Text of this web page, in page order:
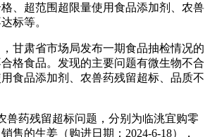
、超范围超限量使用食品添加剂、农兽
标等。
甘肃省市场局发布一期食品抽检情况的
格食品。发现的主要问题有微生物不合
食品添加剂、农兽药残留超标、品质不
药残留超标问题，分别为临洮宜购零
售的生姜（购进日期：2024-6-18），